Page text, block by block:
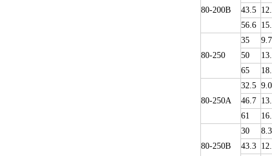
80-200B
43.5
56.6
80-250
35
50
65
80-250A
32.5 9.0
46.7
61
80-250B
30
8.3
43.3